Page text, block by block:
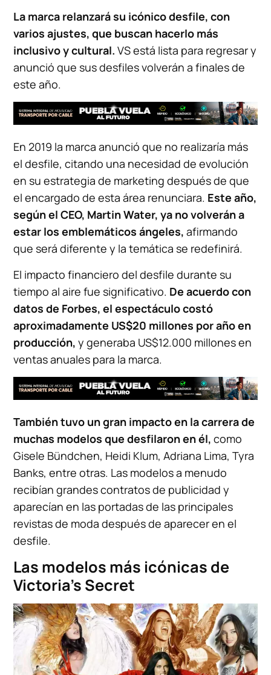
La marca relanzará su icónico desfile, con
varios ajustes, que buscan hacerlo más
inclusivo y cultural. VS está lista para regresar y
anunció que sus desfiles volverán a finales de
este año.
En 2019 la marca anunció que no realizaría más
el desfile, citando una necesidad de evolución
en su estrategia de marketing después de que
el encargado de esta área renunciara. Este año,
según el CEO, Martin Water, ya no volverán a
estar los emblemáticos ángeles, afirmando
que será diferente y la temática se redefinirá.
El impacto financiero del desfile durante su
tiempo al aire fue significativo. De acuerdo con
datos de Forbes, el espectáculo costó
aproximadamente US$20 millones por año en
producción, y generaba US$12.000 millones en
ventas anuales para la marca.
También tuvo un gran impacto en la carrera de
muchas modelos que desfilaron en él, como
Gisele Bündchen, Heidi Klum, Adriana Lima, Tyra
Banks, entre otras. Las modelos a menudo
recibían grandes contratos de publicidad y
aparecían en las portadas de las principales
revistas de moda después de aparecer en el
desfile.
Las modelos más icónicas de
Victoria’s Secret